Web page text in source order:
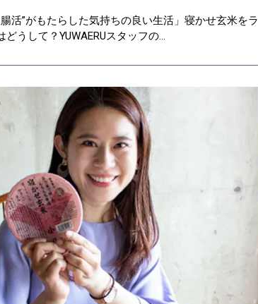
活”がもたらした気持ちの良い生活」寝かせ玄米をラ
うして？YUWAERUスタッフの…